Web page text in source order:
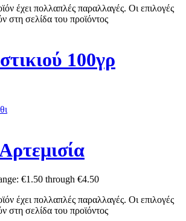
έχει πολλαπλές παραλλαγές. Οι επιλογές
στη σελίδα του προϊόντος
100γρ
€1.50 through €4.50
έχει πολλαπλές παραλλαγές. Οι επιλογές
στη σελίδα του προϊόντος